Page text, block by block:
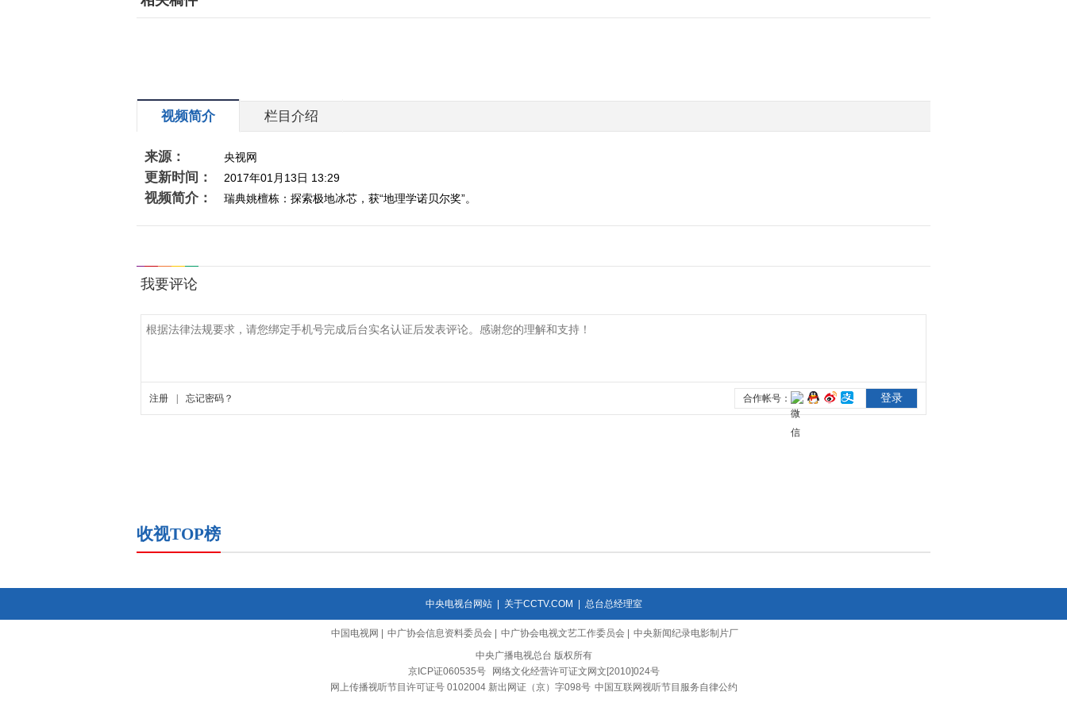
视频简介 栏目介绍
来源： 央视网
更新时间： 2017年01月13日 13:29
视频简介： 瑞典姚檀栋：探索极地冰芯，获“地理学诺贝尔奖”。
收视TOP榜
中央电视台网站| 关于CCTV.COM 总台总经理室
中国电视网 中广协会信息资料委员会 中广协会电视文艺工作委员会
中央新闻纪录电影制片厂
中央广播电视总台 版权所有
京ICP证060535号
网络文化经营许可证文网文[2010]024号
网上传播视听节目许可证号 0102004 新出网证（京）字098号 中国互联网视听节目服务自律公约